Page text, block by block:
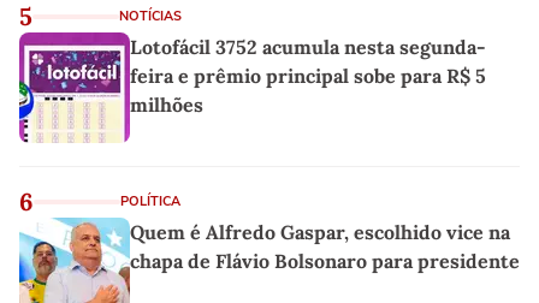
5 NOTÍCIAS
Lotofácil 3752 acumula nesta segunda-
feira e prêmio principal sobe para R$ 5
milhões
6 POLÍTICA
Quem é Alfredo Gaspar, escolhido vice na
chapa de Flávio Bolsonaro para presidente